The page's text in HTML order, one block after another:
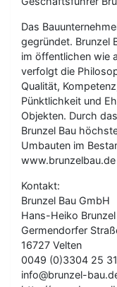
Das
gegründet. Brunzel
im öffentlichen wie
verfolgt die
Qualität,
Pünktlichkeit und
Objekten. Durch
Brunzel Bau
Umbauten im
www.brunzelbau.de
Kontakt:
Brunzel Bau GmbH
Hans-Heiko Brunzel
Germendorfer
16727 Velten
0049 (0)3304 25
info@brunzel-